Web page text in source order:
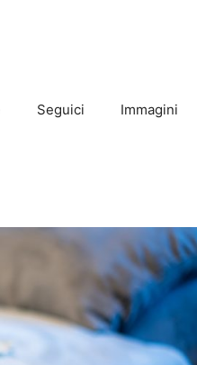
Seguici Immagini